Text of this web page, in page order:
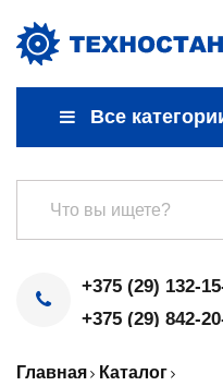
Все
+375 (29) 132-
+375 (29) 842-
Главная
Каталог